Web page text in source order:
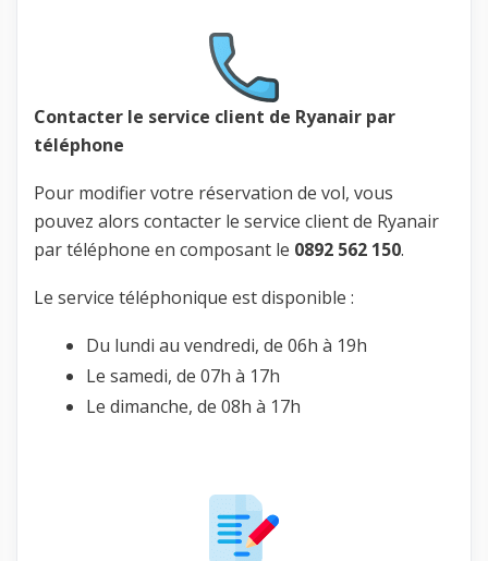
Contacter le service client de Ryanair par
téléphone
Pour modifier votre réservation de vol, vous
pouvez alors contacter le service client de Ryanair
par téléphone en composant le 0892 562 150.
Le service téléphonique est disponible :
Du lundi au vendredi, de 06h à 19h
Le samedi, de 07h à 17h
Le dimanche, de 08h à 17h